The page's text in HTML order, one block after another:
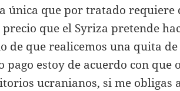
única que por tratado requiere
que el Syriza pretende
de que realicemos una quita
estoy de acuerdo con que
ucranianos, si me obligas